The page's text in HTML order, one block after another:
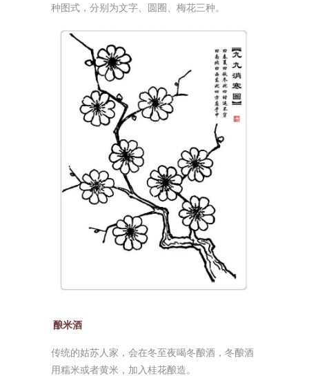
种图式，分别为文字、圆圈、梅花三种。
酿米酒
传统的姑苏人家，会在冬至夜喝冬酿酒，冬酿酒
用糯米或者黄米，加入桂花酿造。